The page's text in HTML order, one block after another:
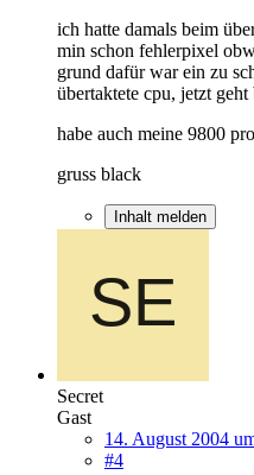
ich hatte damals beim
min schon fehlerpixel
grund dafür war ein zu
übertaktete cpu, jetzt geht
habe auch meine 9800
gruss black
Inhalt melden
Secret
Gast
14. August 2004
#4